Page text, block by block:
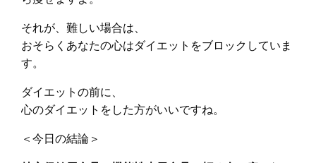
それが、難しい場合は、
おそらくあなたの心はダイエットをブロックしていま
す。
ダイエットの前に、
心のダイエットをした方がいいですね。
＜今日の結論＞